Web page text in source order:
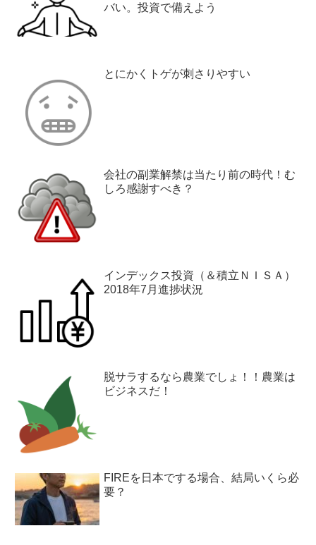
バい。投資で備えよう
とにかくトゲが刺さりやすい
会社の副業解禁は当たり前の時代！む
しろ感謝すべき？
インデックス投資（＆積立ＮＩＳＡ）
2018年7月進捗状況
脱サラするなら農業でしょ！！農業は
ビジネスだ！
FIREを日本でする場合、結局いくら必
要？